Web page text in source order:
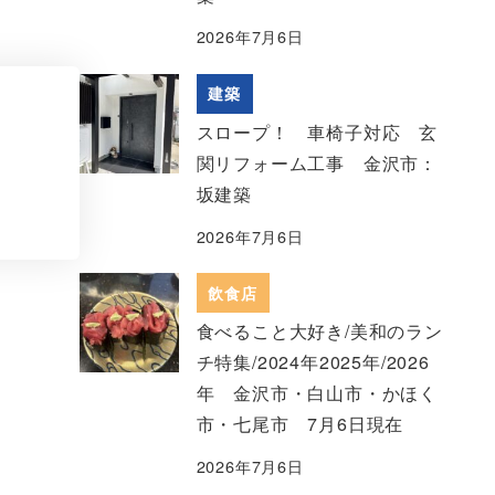
2026年7月6日
建築
スロープ！ 車椅子対応 玄
関リフォーム工事 金沢市：
坂建築
2026年7月6日
飲食店
食べること大好き/美和のラン
チ特集/2024年2025年/2026
年 金沢市・白山市・かほく
市・七尾市 7月6日現在
2026年7月6日